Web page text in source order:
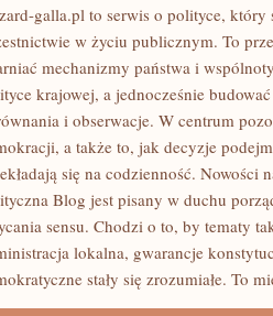
galla.pl to serwis o polityce, który
w życiu publicznym. To
mechanizmy państwa i
krajowej, a jednocześnie
i obserwacje. W centrum
a także to, jak decyzje
się na codzienność. Nowości
Blog jest pisany w duchu
sensu. Chodzi o to, by tematy
lokalna, gwarancje
stały się zrozumiałe. To